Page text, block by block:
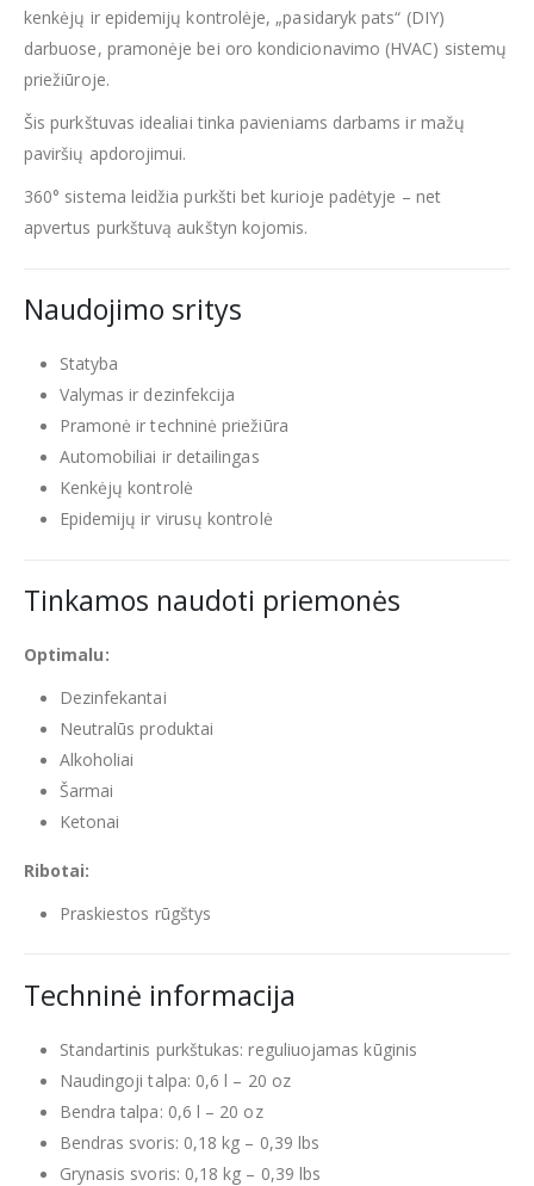
kenkėjų ir epidemijų kontrolėje, „pasidaryk pats“ (DIY)
darbuose, pramonėje bei oro kondicionavimo (HVAC) sistemų
priežiūroje.
Šis purkštuvas idealiai tinka pavieniams darbams ir mažų
paviršių apdorojimui.
360° sistema leidžia purkšti bet kurioje padėtyje – net
apvertus purkštuvą aukštyn kojomis.
Naudojimo sritys
Statyba
Valymas ir dezinfekcija
Pramonė ir techninė priežiūra
Automobiliai ir detailingas
Kenkėjų kontrolė
Epidemijų ir virusų kontrolė
Tinkamos naudoti priemonės
Optimalu:
Dezinfekantai
Neutralūs produktai
Alkoholiai
Šarmai
Ketonai
Ribotai:
Praskiestos rūgštys
Techninė informacija
Standartinis purkštukas: reguliuojamas kūginis
Naudingoji talpa: 0,6 l – 20 oz
Bendra talpa: 0,6 l – 20 oz
Bendras svoris: 0,18 kg – 0,39 lbs
Grynasis svoris: 0,18 kg – 0,39 lbs